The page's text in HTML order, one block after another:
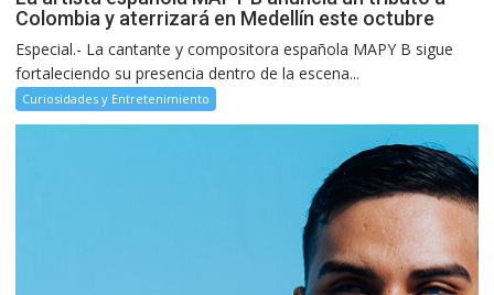
Colombia y aterrizará en Medellín este octubre
Especial.- La cantante y compositora española MAPY B sigue
fortaleciendo su presencia dentro de la escena...
Curiosidades y Entretenimiento